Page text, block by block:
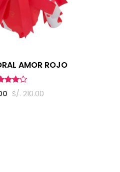
AMOR ROJO
S/. 210.00